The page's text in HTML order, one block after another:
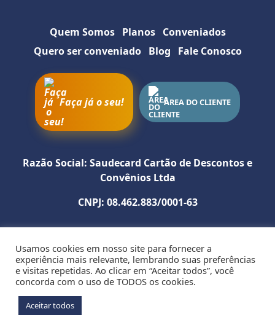
Sobre a empresa
Como utilizar
SITE
WHATSAPP
Quem Somos Planos
Conveniados
Quero ser conveniado
Blog Fale Conosco
Faça já o seu! ÁREA DO CLIENTE
Razão Social: Saudecard Cartão de Descontos e
Convênios Ltda
CNPJ: 08.462.883/0001-63
Política de Privacidade
R. Edistio Pondé nº 353 SL. 107 - Edf. Empresarial Tancredo
Neves - Stiep - CEP: 41770-395 - Salvador - BA
Usamos cookies em nosso site para fornecer a
experiência mais relevante, lembrando suas preferências
e visitas repetidas. Ao clicar em “Aceitar todos”, você
concorda com o uso de TODOS os cookies.
Aceitar todos